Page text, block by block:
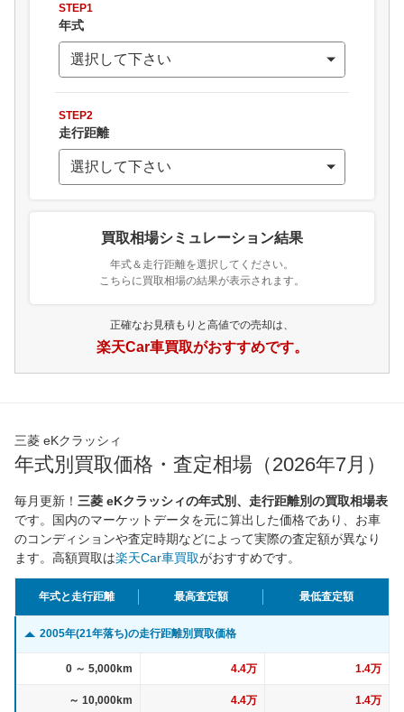
STEP1
年式
STEP2
走行距離
買取相場シミュレーション結果
年式＆走行距離を選択してください。
こちらに買取相場の結果が表示されます。
正確なお見積もりと高値での売却は、
楽天Car車買取がおすすめです。
三菱 eKクラッシィ
年式別買取価格・査定相場（2026年7月）
毎月更新！ 三菱 eKクラッシィの年式別、走行距離別の買取相場表
です。国内のマーケットデータを元に算出した価格であり、お車
のコンディションや査定時期などによって実際の査定額が異なり
ます。高額買取は楽天Car車買取がおすすめです。
年式と走行距離 最高査定額 最低査定額
2005年(21年落ち)の走行距離別買取価格
0 ～ 5,000km 4.4万 1.4万
～ 10,000km 4.4万 1.4万